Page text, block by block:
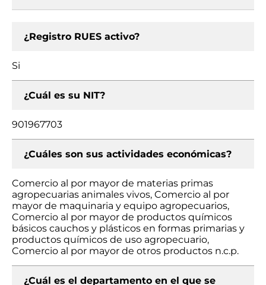
¿Registro RUES activo?
Si
¿Cuál es su NIT?
901967703
¿Cuáles son sus actividades económicas?
Comercio al por mayor de materias primas
agropecuarias animales vivos, Comercio al por
mayor de maquinaria y equipo agropecuarios,
Comercio al por mayor de productos químicos
básicos cauchos y plásticos en formas primarias y
productos químicos de uso agropecuario,
Comercio al por mayor de otros productos n.c.p.
¿Cuál es el departamento en el que se